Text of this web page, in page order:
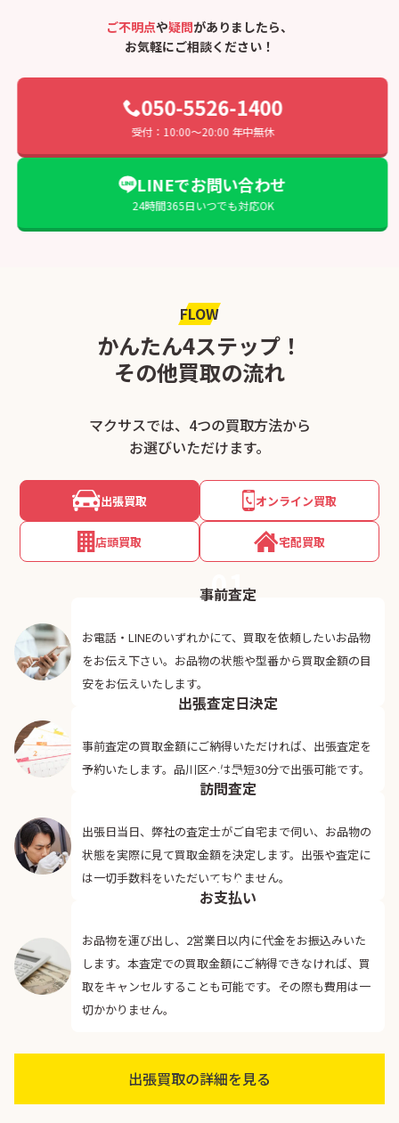
ご不明点や疑問がありましたら、
お気軽にご相談ください！
050-5526-1400
受付：10:00〜20:00 年中無休
LINEでお問い合わせ
24時間365日いつでも対応OK
FLOW
かんたん4ステップ！
その他買取の流れ
マクサスでは、4つの買取方法から
お選びいただけます。
出張買取 オンライン買取
店頭買取 宅配買取
01
事前査定
お電話・LINEのいずれかにて、買取を依頼したいお品物
をお伝え下さい。お品物の状態や型番から買取金額の目
安をお伝えいたします。
02
出張査定日決定
事前査定の買取金額にご納得いただければ、出張査定を
予約いたします。品川区へは最短30分で出張可能です。
03
訪問査定
出張日当日、弊社の査定士がご自宅まで伺い、お品物の
状態を実際に見て買取金額を決定します。出張や査定に
は一切手数料をいただいておりません。
04
お支払い
お品物を運び出し、2営業日以内に代金をお振込みいた
します。本査定での買取金額にご納得できなければ、買
取をキャンセルすることも可能です。その際も費用は一
切かかりません。
出張買取の詳細を見る